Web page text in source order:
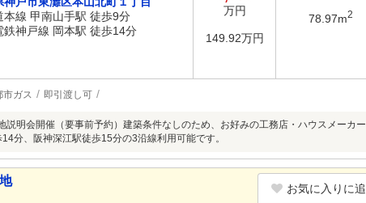
本線 甲南山手駅 徒歩9分
鉄神戸線 岡本駅 徒歩14分
万円
149.92万円
78.97m2
市ガス 即引渡し可
説明会開催（要事前予約）建築条件なしのため、お好みの工務店・ハウスメーカ
分、阪神深江駅徒歩15分の3沿線利用可能です。
お気に入りに